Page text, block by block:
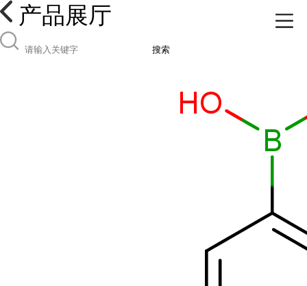
产品展厅
搜索